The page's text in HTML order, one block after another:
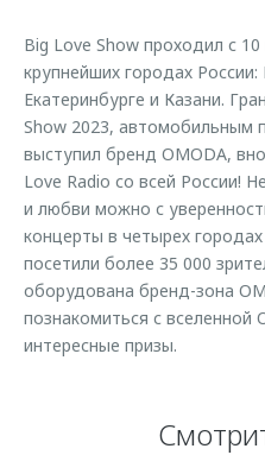
Кредитный калькулятор
Аксессуары
Одежда и сувениры
Оригинальные аксессуары
Запчасти
Трейд-ин
Калькулятор трейд-ин
Руководства по
Клиентская поддержка
O&J Автоклуб
Клуб владельцев OMODA
Приложение O&J
Аксессуары
Одежда и сувениры
Оригинальные аксессуары
Обратная связь
Big Love Show проходил с
крупнейших городах
Екатеринбурге и Казани.
Show 2023, автомобильным
выступил бренд OMODA,
Love Radio со всей России!
и любви можно с
концерты в четырех
посетили более 35 000
оборудована бренд-зона
познакомиться с вселенной
интересные призы.